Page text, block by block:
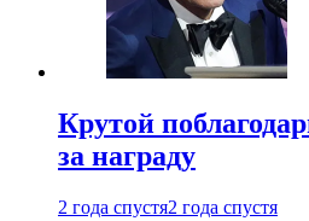
Крутой
за награду
2 года спустя2 года спустя